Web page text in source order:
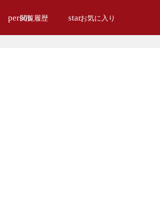
person閲覧履歴 starお気に入り